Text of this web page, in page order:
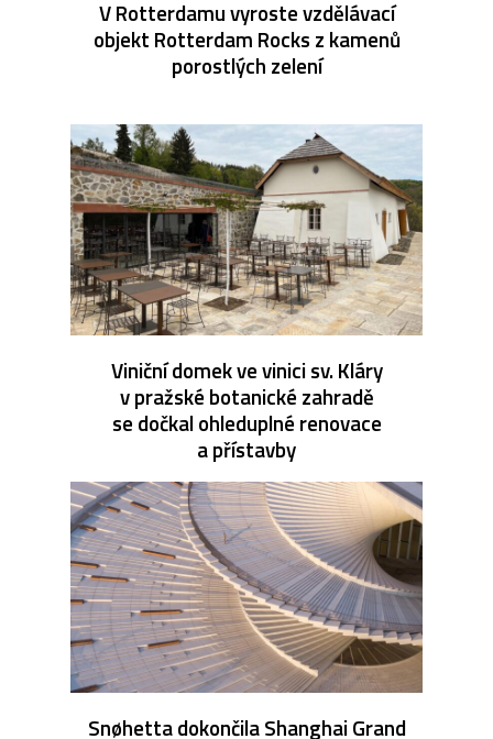
V Rotterdamu vyroste vzdělávací
objekt Rotterdam Rocks z kamenů
porostlých zelení
Viniční domek ve vinici sv. Kláry
v pražské botanické zahradě
se dočkal ohleduplné renovace
a přístavby
Snøhetta dokončila Shanghai Grand